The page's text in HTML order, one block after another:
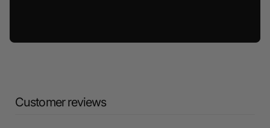
Customer reviews